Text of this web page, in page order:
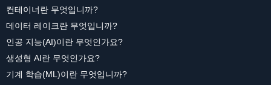
컨테이너란 무엇입니까?
데이터 레이크란 무엇입니까?
인공 지능(AI)이란 무엇인가요?
생성형 AI란 무엇인가요?
기계 학습(ML)이란 무엇입니까?